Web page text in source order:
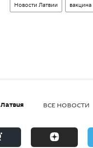
Новости Латвии вакцина
Латвия ВСЕ НОВОСТИ